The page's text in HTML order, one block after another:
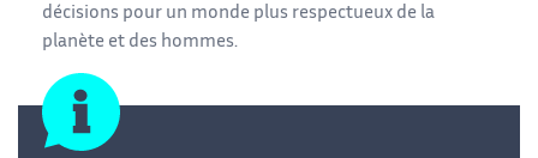
décisions pour un monde plus respectueux de la
planète et des hommes.